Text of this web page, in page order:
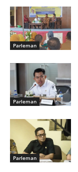
Parleman
Parleman
Parleman